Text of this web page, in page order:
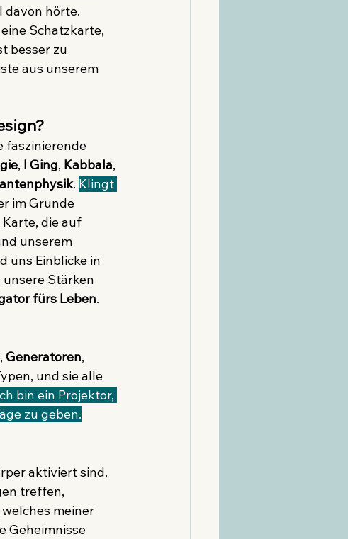
davon hörte.
Schatzkarte,
besser zu
aus unserem
faszinierende
, I Ging, Kabbala,
. Klingt
im Grunde
die auf
unserem
uns Einblicke in
unsere Stärken
fürs Leben.
, Generatoren,
und sie alle
bin ein Projektor,
zu geben.
aktiviert sind.
treffen,
meiner
Geheimnisse